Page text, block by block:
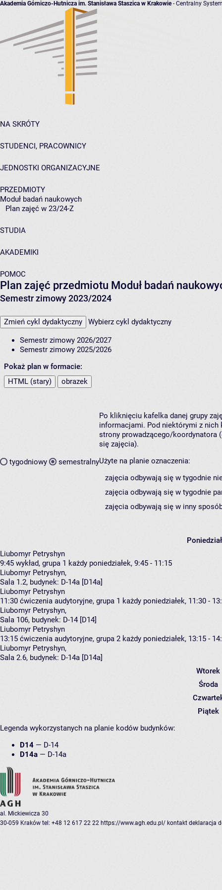
Akademia Górniczo-Hutnicza im. Stanisława Staszica w Krakowie- Centralny
NA SKRÓTY
STUDENCI, PRACOWNICY
JEDNOSTKI ORGANIZACYJNE
PRZEDMIOTY
Moduł badań naukowych
Plan zajęć w 23/24-Z
STUDIA
AKADEMIKI
POMOC
Plan zajęć przedmiotu Moduł badań
Semestr zimowy 2023/2024
Zmień cykl dydaktyczny Wybierz cykl dydaktyczny
Semestr zimowy 2026/2027
Semestr zimowy 2025/2026
Pokaż plan w formacie:
HTML (stary)
obrazek
tygodniowy semestralny
Po kliknięciu kafelka danej grupy
informacjami. Pod niektórymi z nich
strony prowadzącego/koordynatora
się zajęcia).
Użyte na planie oznaczenia:
zajęcia odbywają się w tygodnie
zajęcia odbywają się w tygodnie
zajęcia odbywają się w inny
Liubomyr Petryshyn
9:45 wykład, grupa 1 każdy poniedziałek, 9:45 - 11:15
Liubomyr Petryshyn,
Sala 1.2, budynek: D-14a [D14a]
Liubomyr Petryshyn
11:30 ćwiczenia audytoryjne, grupa 1 każdy poniedziałek, 11:30 -
Liubomyr Petryshyn,
Sala 106, budynek: D-14 [D14]
Liubomyr Petryshyn
13:15 ćwiczenia audytoryjne, grupa 2 każdy poniedziałek, 13:15 -
Liubomyr Petryshyn,
Sala 2.6, budynek: D-14a [D14a]
Wtorek
Środa
Piątek
Legenda wykorzystanych na planie kodów budynków:
D14 — D-14
D14a — D-14a
al. Mickiewicza 30
30-059 Kraków tel: +48 12 617 22 22 https://www.agh.edu.pl/ kontakt deklaracja